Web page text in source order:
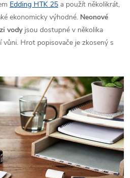
Edding HTK 25 a použít několikrát,
ekonomicky výhodné. Neonové
vodyjsou dostupné v několika
Hrot popisovače je zkosený s